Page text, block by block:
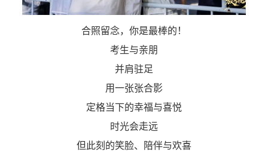
合照留念，你是最棒的！
考生与亲朋
并肩驻足
用一张张合影
定格当下的幸福与喜悦
时光会走远
但此刻的笑脸、陪伴与欢喜